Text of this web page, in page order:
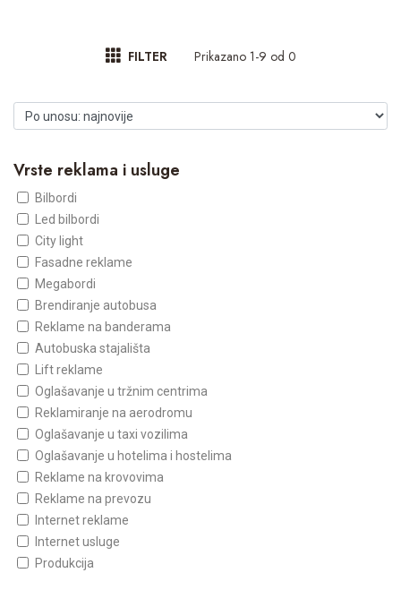
FILTER Prikazano 1-9 od 0
Vrste reklama i usluge
Bilbordi
Led bilbordi
City light
Fasadne reklame
Megabordi
Brendiranje autobusa
Reklame na banderama
Autobuska stajališta
Lift reklame
Oglašavanje u tržnim centrima
Reklamiranje na aerodromu
Oglašavanje u taxi vozilima
Oglašavanje u hotelima i hostelima
Reklame na krovovima
Reklame na prevozu
Internet reklame
Internet usluge
Produkcija